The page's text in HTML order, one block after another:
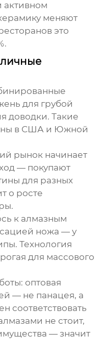
активном
меняют
это
для грубой
доводки. Такие
в США и Южной
рынок начинает
— покупают
для разных
о росте
к алмазным
ножа — у
Технология
для массового
оптовая
— не панацея, а
соответствовать
не стоит,
— значит